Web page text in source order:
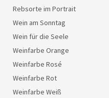
Rebsorte im Portrait
Wein am Sonntag
Wein für die Seele
Weinfarbe Orange
Weinfarbe Rosé
Weinfarbe Rot
Weinfarbe Weiß